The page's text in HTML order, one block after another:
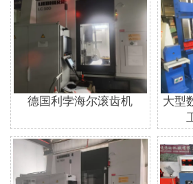
德国利孛海尔滚齿机
大型